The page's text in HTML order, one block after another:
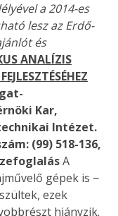
a 2014-es
lesz az Erdő-
és
ANALÍZIS
Kar,
Intézet.
(99) 518-136,
A
gépek is −
ezek
hiányzik.